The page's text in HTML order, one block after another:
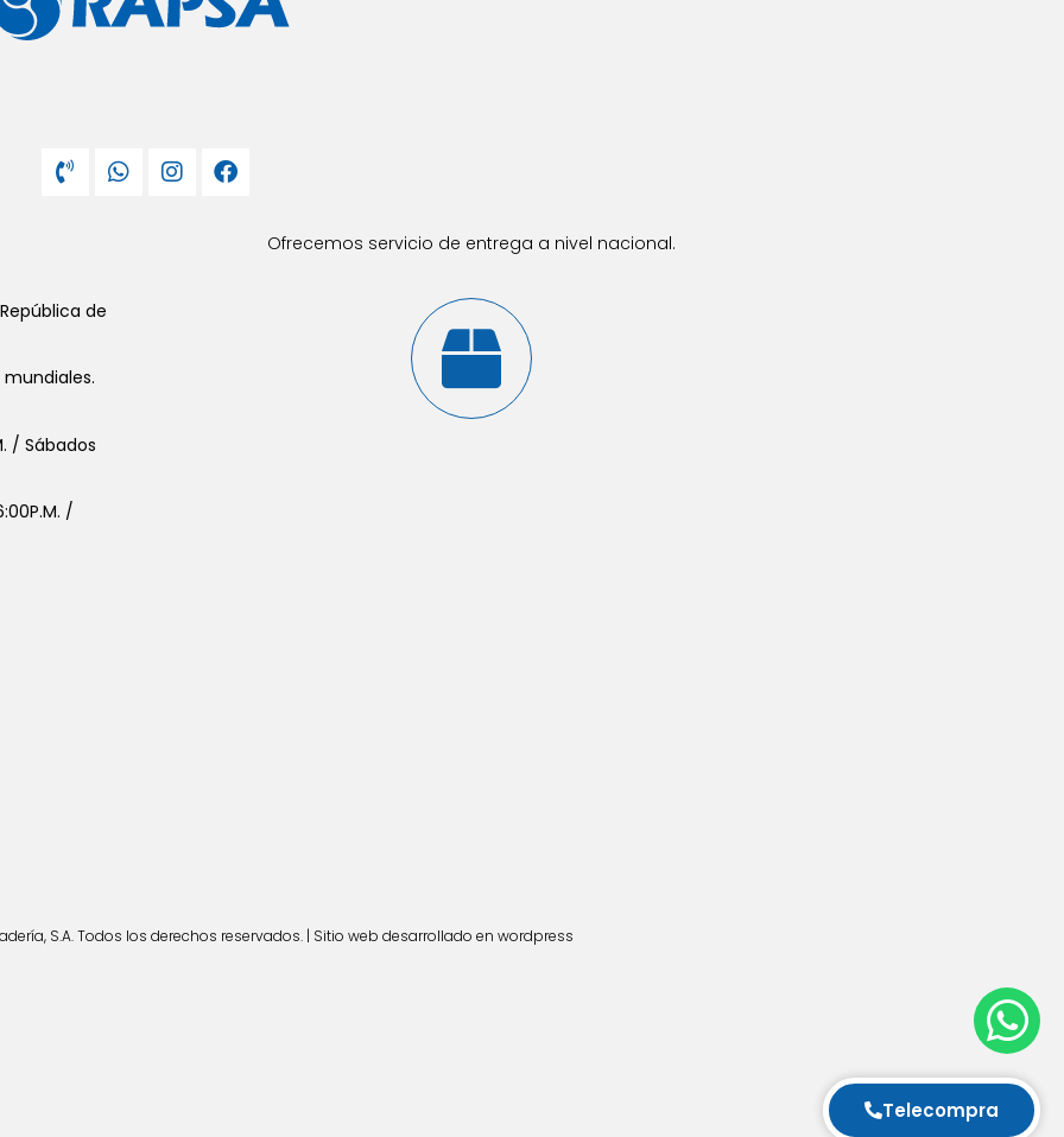
de
/ Sábados
/
Ofrecemos servicio de entrega a nivel nacional.
S.A. Todos los derechos reservados. | Sitio web desarrollado en wordpress
Telecompra